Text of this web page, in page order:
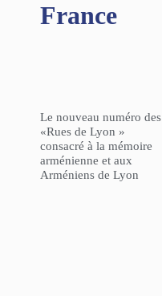
France
Le nouveau numéro des
«Rues de Lyon »
consacré à la mémoire
arménienne et aux
Arméniens de Lyon